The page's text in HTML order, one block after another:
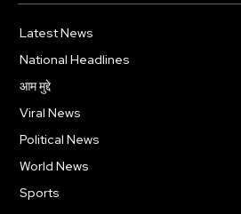
Latest News
National Headlines
आम मुद्दे
Viral News
Political News
World News
Sports